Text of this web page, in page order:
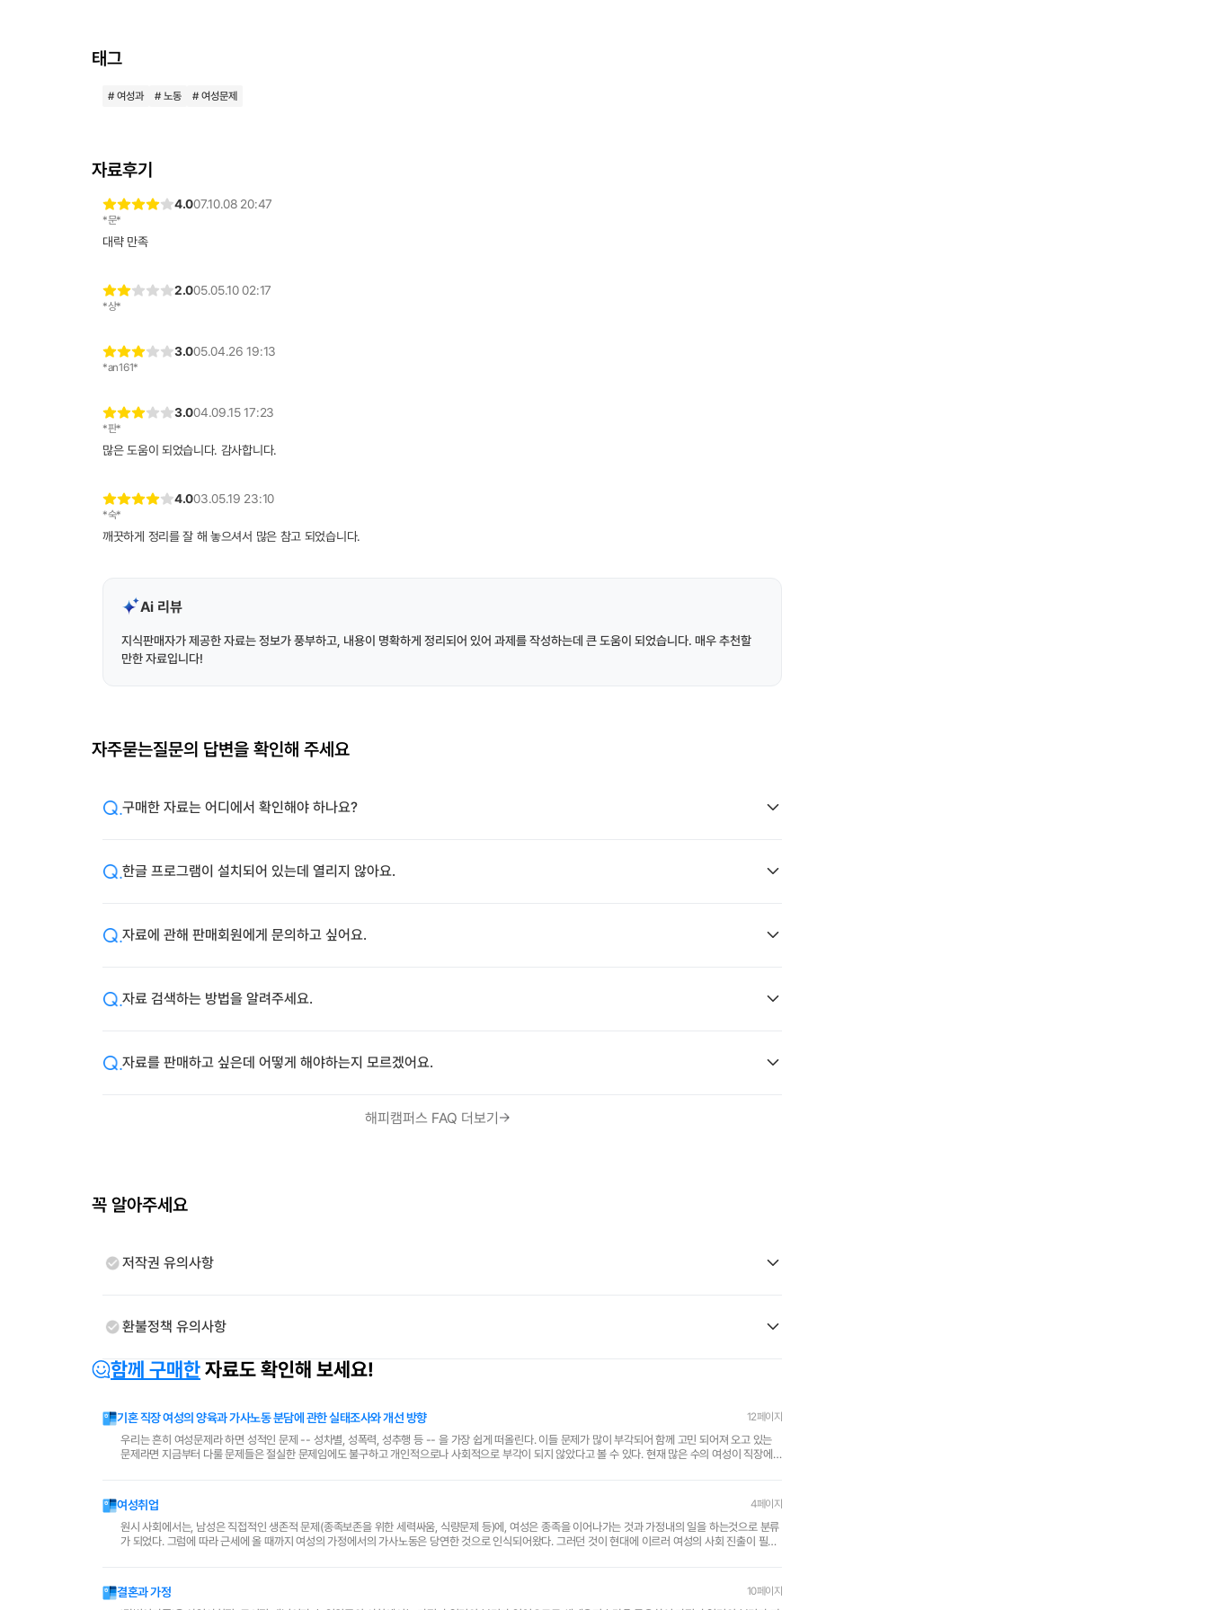
태그
# 여성과 # 노동 # 여성문제
자료후기
4.007.10.08 20:47
*문*
대략 만족
2.005.05.10 02:17
*상*
3.005.04.26 19:13
*an161*
3.004.09.15 17:23
*판*
많은 도움이 되었습니다. 감사합니다.
4.003.05.19 23:10
*숙*
깨끗하게 정리를 잘 해 놓으셔서 많은 참고 되었습니다.
Ai 리뷰
지식판매자가 제공한 자료는 정보가 풍부하고, 내용이 명확하게 정리되어 있어 과제를 작성하는데 큰 도움이 되었습니다. 매우 추천할
만한 자료입니다!
자주묻는질문의 답변을 확인해 주세요
구매한 자료는 어디에서 확인해야 하나요?
한글 프로그램이 설치되어 있는데 열리지 않아요.
자료에 관해 판매회원에게 문의하고 싶어요.
자료 검색하는 방법을 알려주세요.
자료를 판매하고 싶은데 어떻게 해야하는지 모르겠어요.
해피캠퍼스 FAQ 더보기
꼭 알아주세요
저작권 유의사항
환불정책 유의사항
함께 구매한자료도 확인해 보세요!
기혼 직장 여성의 양육과 가사노동 분담에 관한 실태조사와 개선 방향 12페이지
우리는 흔히 여성문제라 하면 성적인 문제 -- 성차별, 성폭력, 성추행 등 -- 을 가장 쉽게 떠올린다. 이들 문제가 많이 부각되어 함께 고민 되어져 오고 있는
문제라면 지금부터 다룰 문제들은 절실한 문제임에도 불구하고 개인적으로나 사회적으로 부각이 되지 않았다고 볼 수 있다. 현재 많은 수의 여성이 직장에
여성취업 4페이지
원시 사회에서는, 남성은 직접적인 생존적 문제(종족보존을 위한 세력싸움, 식량문제 등)에, 여성은 종족을 이어나가는 것과 가정내의 일을 하는것으로 분류
가 되었다. 그럼에 따라 근세에 올 때까지 여성의 가정에서의 가사노동은 당연한 것으로 인식되어왔다. 그러던 것이 현대에 이르러 여성의 사회 진출이 필요
결혼과 가정 10페이지